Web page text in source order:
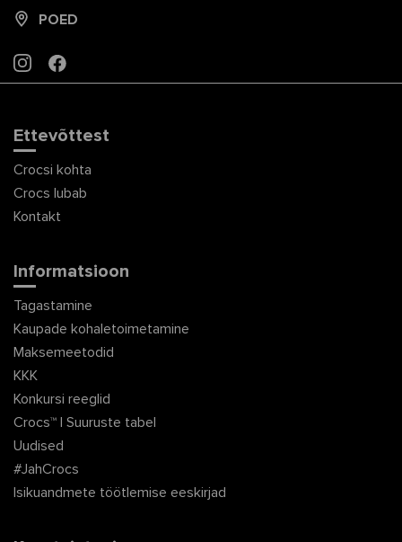
POED
INSTAGRAM
FACEBOOK
Ettevõttest
Crocsi kohta
Crocs lubab
Kontakt
Informatsioon
Tagastamine
Kaupade kohaletoimetamine
Maksemeetodid
KKK
Konkursi reeglid
Crocs™ | Suuruste tabel
Uudised
#JahCrocs
Isikuandmete töötlemise eeskirjad